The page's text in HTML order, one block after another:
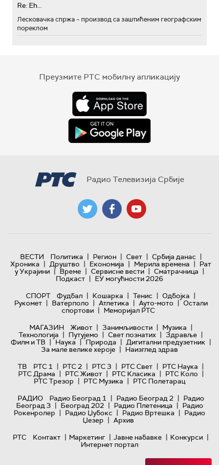
Re: Eh...
Лесковачка спржа – производ са заштићеним географским
пореклом
Преузмите РТС мобилну апликацију
Радио Телевизија Србије
ВЕСТИ Политика | Регион | Свет | Србија данас |
Хроника | Друштво | Економија | Мерила времена | Рат
у Украјини | Време | Сервисне вести | Сматрачница |
Подкаст | ЕУ могућности 2026
СПОРТ
Фудбал | Кошарка | Тенис | Одбојка |
Рукомет | Ватерполо | Атлетика | Ауто-мото | Остали
спортови | Меморијал РТС
МАГАЗИН
Живот | Занимљивости | Музика |
Технологијa | Путујемо | Свет познатих | Здравље |
Филм и ТВ | Наука | Природа | Дигитални предузетник |
За мале велике хероје | Наизглед здрав
ТВ
РТС 1 | РТС 2 | РТС 3 | РТС Свет | РТС Наука |
РТС Драма | РТС Живот | РТС Класика | РТС Коло |
РТС Трезор | РТС Музика | РТС Полетарац
РАДИО
Радио Београд 1 | Радио Београд 2 | Радио
Београд 3 | Београд 202 | Радио Плетеница | Радио
Рокенролер | Радио Џубокс | Радио Вртешка | Радио
Џезер | Архив
РТС
Контакт | Маркетинг | Јавне набавке | Конкурси |
Интернет портал